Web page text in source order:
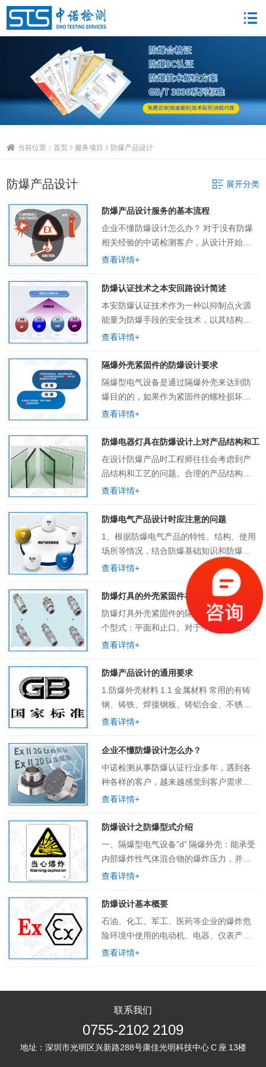
当前位置：首页 服务项目 防爆产品设计
防爆产品设计 展开分类
防爆产品设计服务的基本流程
企业不懂防爆设计怎么办？ 对于没有防爆
相关经验的中诺检测客户，从设计开始运
用多种防爆型式技术协助客户取证，从I类
计到取证的一站式服务。不仅仅是国内防
爆……
查看详情+
防爆认证技术之本安回路设计简述
本安防爆认证技术作为一种以抑制点火源
能量为防爆手段的安全技术，以其结构简
单、体积小、质量轻，可带电维护、标定
程项目中已得到了广泛应用。 本安防爆的
回路设计基……
查看详情+
隔爆外壳紧固件的防爆设计要求
隔爆型电气设备是通过隔爆外壳来达到防
爆目的的，如果作为紧固件的螺栓损坏，
则隔爆外壳的隔爆接合面间隙就无法保
螺栓所起的作用至关重要。 隔爆外壳的紧
固螺……
查看详情+
防爆电器灯具在防爆设计上对产品结构和工
在设计防爆产品时工程师往往会考虑到产
品结构和工艺的问题。合理的产品结构，
不但具有较好的防爆性能，还可以减少工
产品结构的要求 1、隔……
查看详情+
防爆电气产品设计时应注意的问题
1、根据防爆电气产品的特性、结构、使用
场所等情况，结合防爆基础知识和防爆标
准的规定，综合分析产品设计的防爆型
式。看什么样的防爆型式更合适、更经
济。如：防爆手电筒，属于移动式电气设
备，根据使用的查昂所若……
查看详情+
防爆灯具的外壳紧固件在防爆设计上要注意
防爆灯具外壳紧固件的隔爆外壳一般有两
个型式：平面和止口。对于平面结构，螺
栓不仅起紧固作用，还要保证平面间隙。
时，螺栓只起紧固作用，同时要保证平面
部分的间隙作用。当在……
查看详情+
防爆产品设计的通用要求
1.防爆外壳材料 1.1 金属材料 常用的有铸
钢、铸铁、焊接钢板、铸铝合金、不锈钢
等材料。如采用铸铝合金时，对Ⅰ类电气设
15%（质量比），且钛和镁的总……
查看详情+
企业不懂防爆设计怎么办？
中诺检测从事防爆认证行业多年，遇到各
种各样的客户，越来越感觉到客户需求的
多样化。作为一个防爆认证一站式服务平
查、防爆电气设备安装资质、涉爆粉尘检
测、防爆检测报告，再到……
查看详情+
防爆设计之防爆型式介绍
一、隔爆型电气设备”d” 隔爆外壳：能承受
内部爆炸性气体混合物的爆炸压力，并阻
止内部的爆炸向外壳周围爆炸性混合物传
坚固的外壳，所有接缝的间隙小于小于相
应可燃气……
查看详情+
防爆设计基本概要
石油、化工、军工、医药等企业的爆炸危
险环境中使用的电动机、电器、仪表产品
等，由于在正常工作时，会产生电弧、火
围环境产生爆炸。因此……
查看详情+
联系我们
0755-2102 2109
地址： 深圳市光明区兴新路288号康佳光明科技中心 C 座 13楼